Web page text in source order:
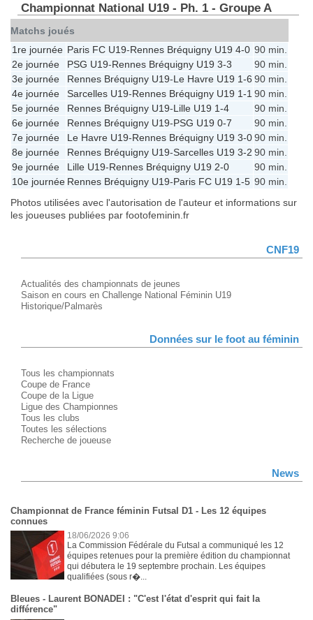
Championnat National U19 - Ph. 1 - Groupe A
Matchs joués
1re journée Paris FC U19-Rennes Bréquigny U19 4-0 90 min.
2e journée
PSG U19-Rennes Bréquigny U19 3-3
90 min.
3e journée
Rennes Bréquigny U19-Le Havre U19 1-6 90 min.
4e journée
Sarcelles U19-Rennes Bréquigny U19 1-1 90 min.
5e journée
Rennes Bréquigny U19-Lille U19 1-4
90 min.
6e journée
Rennes Bréquigny U19-PSG U19 0-7
90 min.
7e journée
Le Havre U19-Rennes Bréquigny U19 3-090 min.
8e journée
Rennes Bréquigny U19-Sarcelles U19 3-2 90 min.
9e journée
Lille U19-Rennes Bréquigny U19 2-0
90 min.
10e journée Rennes Bréquigny U19-Paris FC U19 1-5 90 min.
Photos utilisées avec l'autorisation de l'auteur et informations sur
les joueuses publiées par footofeminin.fr
CNF19
Actualités des championnats de jeunes
Saison en cours en Challenge National Féminin U19
Historique/Palmarès
Données sur le foot au féminin
Tous les championnats
Coupe de France
Coupe de la Ligue
Ligue des Championnes
Tous les clubs
Toutes les sélections
Recherche de joueuse
News
Championnat de France féminin Futsal D1 - Les 12 équipes
connues
18/06/2026 9:06
La Commission Fédérale du Futsal a communiqué les 12
équipes retenues pour la première édition du championnat
qui débutera le 19 septembre prochain. Les équipes
qualifiées (sous r�...
Bleues - Laurent BONADEI : "C'est l'état d'esprit qui fait la
différence"